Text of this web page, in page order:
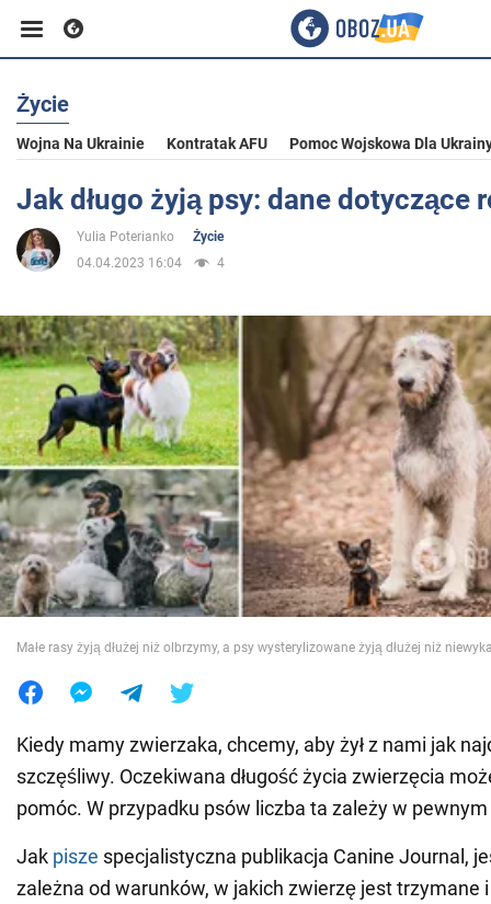
Biznes
Sport
Rozrywka
Życie
Polityka
Społeczeństwo
Wojna na Ukrainie
Świat
Jedzenie
Życie
Wojna Na Ukrainie Kontratak AFU Pomoc Wojskowa Dla
Jak długo żyją psy: dane dotyczące
Yulia Poterianko
Życie
04.04.2023 16:04
4
Małe rasy żyją dłużej niż olbrzymy, a psy wysterylizowane żyją dłużej niż
Kiedy mamy zwierzaka, chcemy, aby żył z nami jak
szczęśliwy. Oczekiwana długość życia zwierzęcia
pomóc. W przypadku psów liczba ta zależy w
Jak pisze specjalistyczna publikacja Canine Journal,
zależna od warunków, w jakich zwierzę jest trzymane